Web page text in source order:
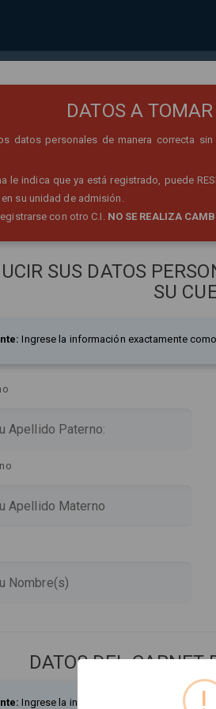
DATOS A
datos personales de manera correcta
le indica que ya está registrado, puede
su unidad de admisión.
con otro C.I. NO SE REALIZA
SUS DATOS
SU
Ingrese la información exactamente
DATOS DEL CARNET
Ingrese la información exactamente !